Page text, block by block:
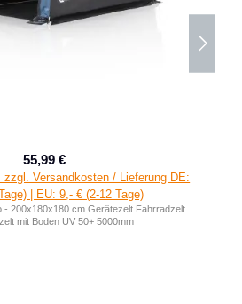
Verkaufspreis:
55,99 €
Versandkosten / Lieferung DE:
| EU: 9,- € (2-12 Tage)
- 200x180x180 cm Gerätezelt Fahrradzelt
mit Boden UV 50+ 5000mm